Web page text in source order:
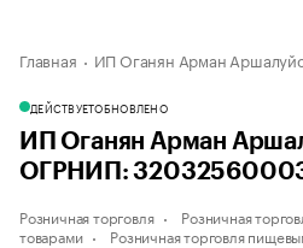
Главная ИП Оганян Арман
ДЕЙСТВУЕТОБНОВЛЕНО
ИП Оганян Арман
ОГРНИП:
Розничная торговля
Розничная
товарами
Розничная торговля